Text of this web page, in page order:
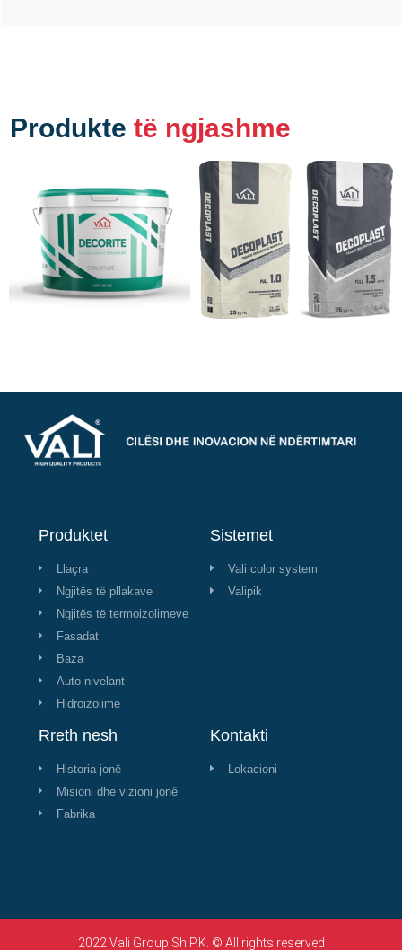
Produkte të ngjashme
Produktet
Llaçra
Ngjitës të pllakave
Ngjitës të termoizolimeve
Fasadat
Baza
Auto nivelant
Hidroizolime
Sistemet
Vali color system
Valipik
Rreth nesh
Historia jonë
Misioni dhe vizioni jonë
Fabrika
Kontakti
Lokacioni
2022 Vali Group Sh.P.K. © All rights reserved